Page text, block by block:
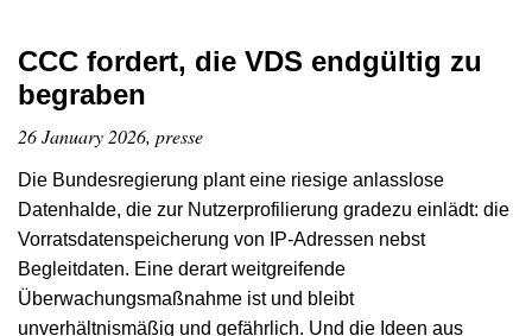
CCC fordert, die VDS endgültig zu
begraben
26 January 2026, presse
Die Bundesregierung plant eine riesige anlasslose
Datenhalde, die zur Nutzerprofilierung gradezu einlädt: die
Vorratsdatenspeicherung von IP-Adressen nebst
Begleitdaten. Eine derart weitgreifende
Überwachungsmaßnahme ist und bleibt
unverhältnismäßig und gefährlich. Und die Ideen aus